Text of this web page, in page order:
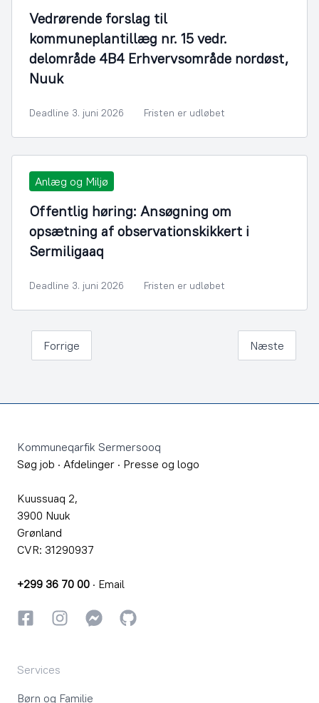
Vedrørende forslag til
kommuneplantillæg nr. 15 vedr.
delområde 4B4 Erhvervsområde nordøst,
Nuuk
Deadline 3. juni 2026 Fristen er udløbet
Anlæg og Miljø
Offentlig høring: Ansøgning om
opsætning af observationskikkert i
Sermiligaaq
Deadline 3. juni 2026 Fristen er udløbet
Forrige Næste
Kommuneqarfik Sermersooq
Søg job · Afdelinger · Presse og logo
Kuussuaq 2,
3900 Nuuk
Grønland
CVR: 31290937
+299 36 70 00 · Email
FacebookInstagramInstagram
GitHub
Services
Børn og Familie